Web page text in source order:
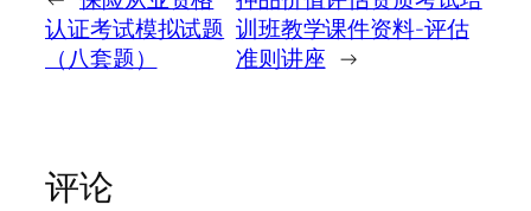
认证考试模拟试题
（八套题）
训班教学课件资料-评估
准则讲座 →
评论